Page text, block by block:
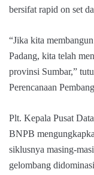
bersifat rapid on set
“Jika kita
Padang, kita telah
provinsi Sumbar,”
Perencanaan
Plt. Kepala Pusat
BNPB
siklusnya masing-
gelombang